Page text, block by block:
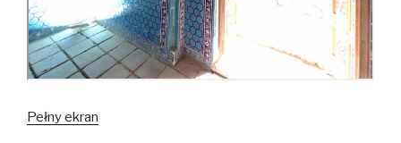
Pełny ekran